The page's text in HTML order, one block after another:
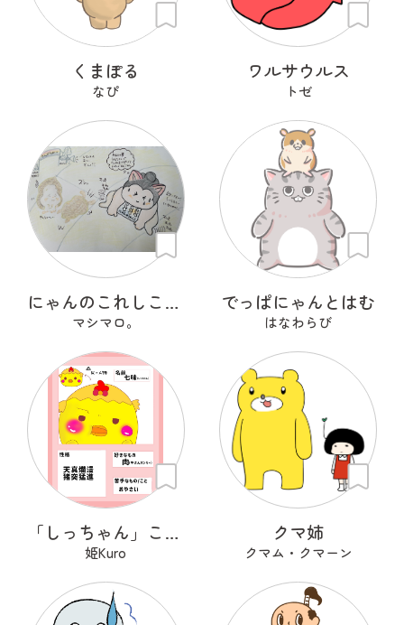
くまぽる
なぴ
ワルサウルス
トゼ
にゃんのこれしこ ある日の夢 Ｎo.2
マシマロ。
でっぱにゃんとはむ
はなわらび
「しっちゃん」こと「七味」です！
姫Kuro
クマ姉
クマム・クマーン